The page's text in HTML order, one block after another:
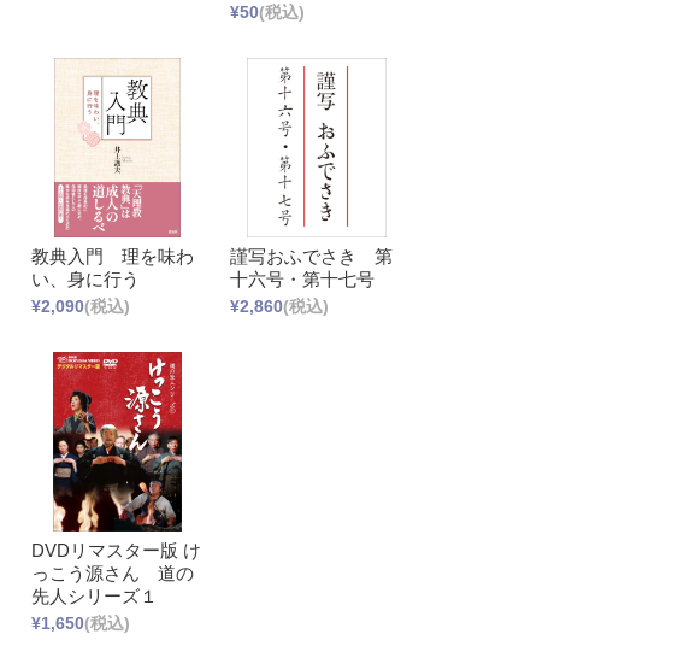
¥50(税込)
教典入門 理を味わ
い、身に行う
¥2,090(税込)
謹写おふでさき 第
十六号・第十七号
¥2,860(税込)
DVDリマスター版 け
っこう源さん 道の
先人シリーズ１
¥1,650(税込)